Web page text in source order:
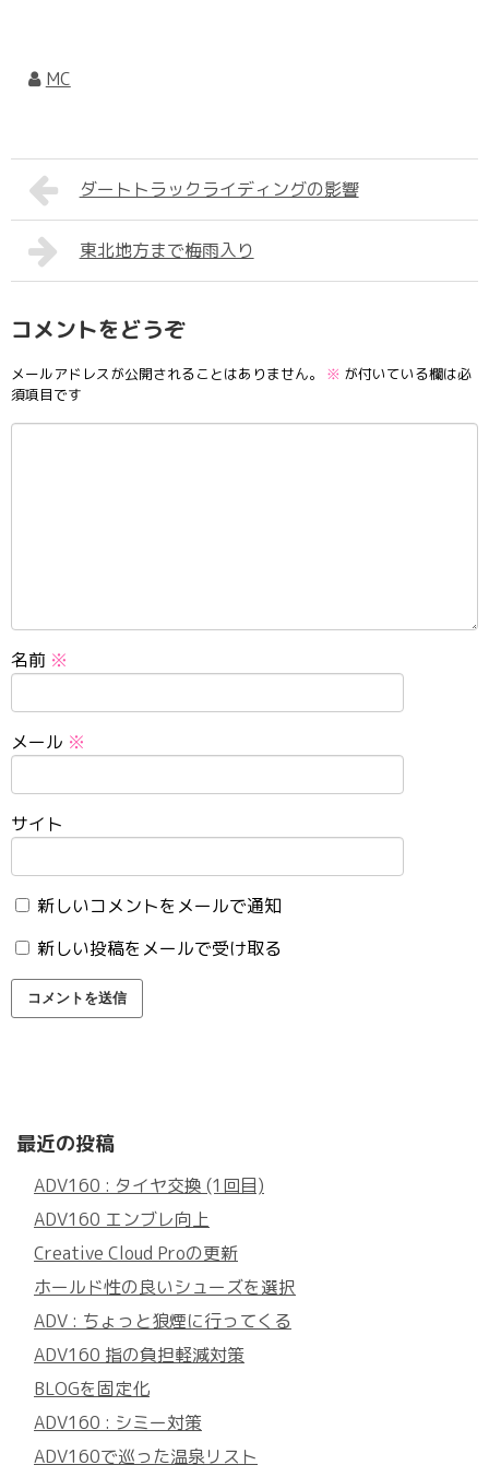
MC
ダートトラックライディングの影響
東北地方まで梅雨入り
コメントをどうぞ
メールアドレスが公開されることはありません。 ※ が付いている欄は必
須項目です
名前 ※
メール ※
サイト
新しいコメントをメールで通知
新しい投稿をメールで受け取る
最近の投稿
ADV160 : タイヤ交換 (1回目)
ADV160 エンブレ向上
Creative Cloud Proの更新
ホールド性の良いシューズを選択
ADV : ちょっと狼煙に行ってくる
ADV160 指の負担軽減対策
BLOGを固定化
ADV160 : シミー対策
ADV160で巡った温泉リスト